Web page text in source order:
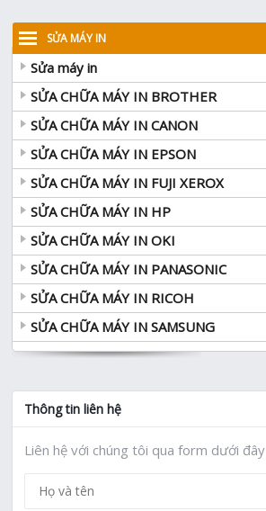
SỬA MÁY IN
Sửa máy in
SỬA CHỮA MÁY IN BROTHER
SỬA CHỮA MÁY IN CANON
SỬA CHỮA MÁY IN EPSON
SỬA CHỮA MÁY IN FUJI XEROX
SỬA CHỮA MÁY IN HP
SỬA CHỮA MÁY IN OKI
SỬA CHỮA MÁY IN PANASONIC
SỬA CHỮA MÁY IN RICOH
SỬA CHỮA MÁY IN SAMSUNG
Thông tin liên hệ
Liên hệ với chúng tôi qua form dưới đây